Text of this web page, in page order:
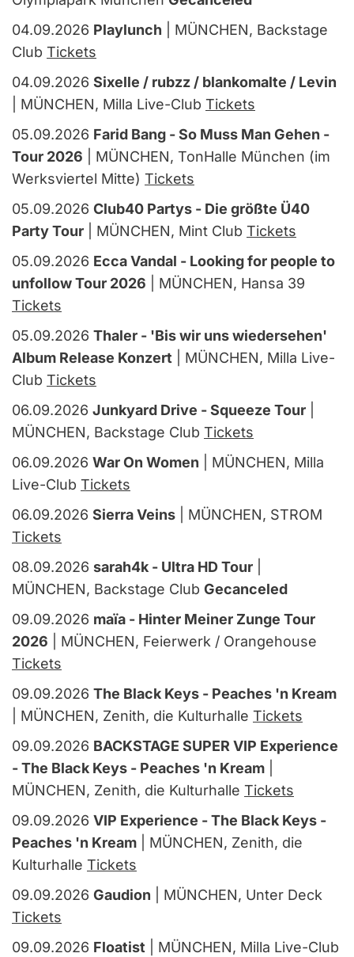
04.09.2026 Playlunch | MÜNCHEN, Backstage
Club Tickets
04.09.2026 Sixelle / rubzz / blankomalte / Levin
| MÜNCHEN, Milla Live-Club Tickets
05.09.2026 Farid Bang - So Muss Man Gehen -
Tour 2026 | MÜNCHEN, TonHalle München (im
Werksviertel Mitte) Tickets
05.09.2026 Club40 Partys - Die größte Ü40
Party Tour | MÜNCHEN, Mint Club Tickets
05.09.2026 Ecca Vandal - Looking for people to
unfollow Tour 2026 | MÜNCHEN, Hansa 39
Tickets
05.09.2026 Thaler - 'Bis wir uns wiedersehen'
Album Release Konzert | MÜNCHEN, Milla Live-
Club Tickets
06.09.2026 Junkyard Drive - Squeeze Tour
MÜNCHEN, Backstage Club Tickets
06.09.2026 War On Women | MÜNCHEN, Milla
Live-Club Tickets
06.09.2026 Sierra Veins | MÜNCHEN, STROM
Tickets
08.09.2026 sarah4k - Ultra HD Tour
MÜNCHEN, Backstage Club Gecanceled
09.09.2026 maïa - Hinter Meiner Zunge Tour
2026 | MÜNCHEN, Feierwerk / Orangehouse
Tickets
09.09.2026 The Black Keys - Peaches 'n Kream
| MÜNCHEN, Zenith, die Kulturhalle Tickets
09.09.2026 BACKSTAGE SUPER VIP Experience
- The Black Keys - Peaches 'n Kream
MÜNCHEN, Zenith, die Kulturhalle Tickets
09.09.2026 VIP Experience - The Black Keys -
Peaches 'n Kream | MÜNCHEN, Zenith, die
Kulturhalle Tickets
09.09.2026 Gaudion | MÜNCHEN, Unter Deck
Tickets
09.09.2026 Floatist | MÜNCHEN, Milla Live-Club